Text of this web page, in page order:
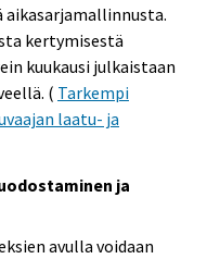
kertymisestä
kuukausi julkaistaan
( Tarkempi
laatu- ja
ja
avulla voidaan